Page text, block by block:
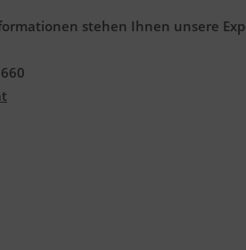
stehen Ihnen unsere